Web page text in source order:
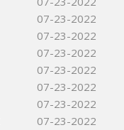
07-23-2022
07-23-2022
07-23-2022
07-23-2022
07-23-2022
07-23-2022
07-23-2022